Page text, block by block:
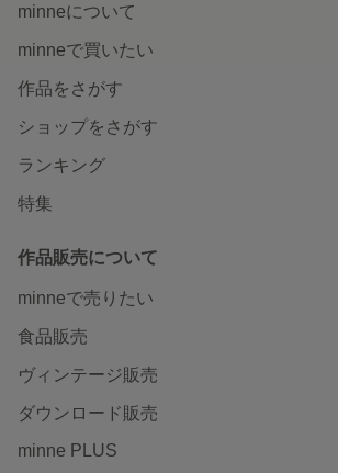
minneについて
minneで買いたい
作品をさがす
ショップをさがす
ランキング
特集
作品販売について
minneで売りたい
食品販売
ヴィンテージ販売
ダウンロード販売
minne PLUS